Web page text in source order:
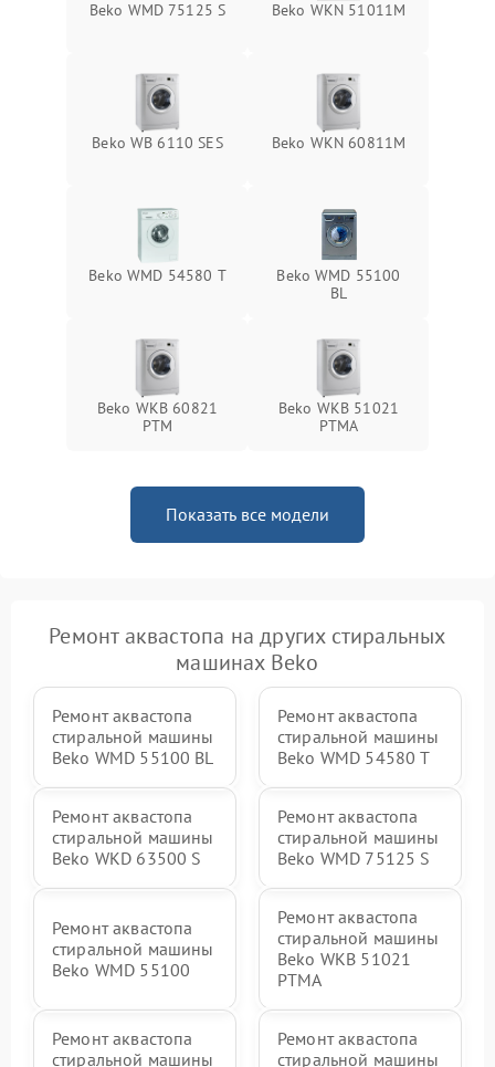
Beko WMD 75125 S Beko WKN 51011M
Beko WB 6110 SES Beko WKN 60811M
Beko WMD 54580 T
Beko WMD 55100
BL
Beko WKB 60821
PTМ
Beko WKB 51021
PTМА
Показать все модели
Ремонт аквастопа на других стиральных
машинах Beko
Ремонт аквастопа
стиральной машины
Beko WMD 55100 BL
Ремонт аквастопа
стиральной машины
Beko WMD 54580 T
Ремонт аквастопа
стиральной машины
Beko WKD 63500 S
Ремонт аквастопа
стиральной машины
Beko WMD 75125 S
Ремонт аквастопа
стиральной машины
Beko WMD 55100
Ремонт аквастопа
стиральной машины
Beko WKB 51021
PTМА
Ремонт аквастопа
стиральной машины
Ремонт аквастопа
стиральной машины